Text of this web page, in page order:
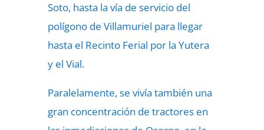
Soto, hasta la vía de servicio del
polígono de Villamuriel para llegar
hasta el Recinto Ferial por la Yutera
y el Vial.
Paralelamente, se vivía también una
gran concentración de tractores en